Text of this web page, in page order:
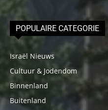
POPULAIRE CATEGORIE
Israël Nieuws
Cultuur & Jodendom
Binnenland
Buitenland